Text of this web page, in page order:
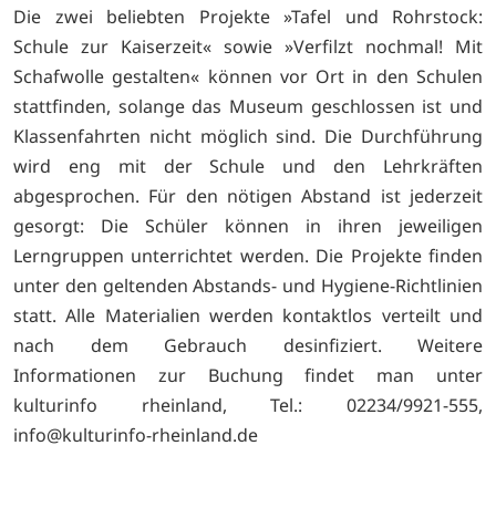
Die zwei beliebten Projekte »Tafel und Rohrstock:
Schule zur Kaiserzeit« sowie »Verfilzt nochmal! Mit
Schafwolle gestalten« können vor Ort in den Schulen
stattfinden, solange das Museum geschlossen ist und
Klassenfahrten nicht möglich sind. Die Durchführung
wird eng mit der Schule und den Lehrkräften
abgesprochen. Für den nötigen Abstand ist jederzeit
gesorgt: Die Schüler können in ihren jeweiligen
Lerngruppen unterrichtet werden. Die Projekte finden
unter den geltenden Abstands- und Hygiene-Richtlinien
statt. Alle Materialien werden kontaktlos verteilt und
nach dem Gebrauch desinfiziert. Weitere
Informationen zur Buchung findet man unter
kulturinfo rheinland, Tel.: 02234/9921-555,
info@kulturinfo-rheinland.de